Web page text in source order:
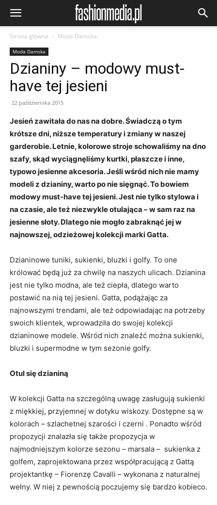
Strona główna Moda Damska
Moda Damska
Dzianiny – modowy must-
have tej jesieni
22 października 2015
Jesień zawitała do nas na dobre. Świadczą o tym
krótsze dni, niższe temperatury i zmiany w naszej
garderobie. Letnie, kolorowe stroje schowaliśmy na dno
szafy, skąd wyciągnęliśmy kurtki, płaszcze i inne,
typowo jesienne akcesoria. Jeśli wśród nich nie mamy
modeli z dzianiny, warto po nie sięgnąć. To bowiem
modowy must-have tej jesieni. Jest nie tylko stylowa i
na czasie, ale też niezwykle otulająca – w sam raz na
jesienne słoty. Dlatego nie mogło zabraknąć jej w
najnowszej, odzieżowej kolekcji marki Gatta.
Dzianinowe tuniki, sukienki, bluzki i golfy. To one
królować będą już za chwilę na naszych ulicach. Dzianina
jest nie tylko modna, ale też ciepła, dlatego warto
postawić na nią tej jesieni. Gatta, podążając za
najnowszymi trendami, ale też odpowiadając na potrzeby
swoich klientek, wprowadziła do swojej kolekcji
dzianinowe modele. Wśród nich znaleźć można sukienki,
bluzki i supermodne w tym sezonie golfy.
Otul się dzianiną
W kolekcji Gatta na szczególną uwagę zasługują sukienki
z miękkiej, przyjemnej w dotyku wiskozy. Dostępne są w
kolorach – szlachetnej szarości i czerni . Ponadto wśród
propozycji znalazła się także propozycja w
najmodniejszym kolorze sezonu – marsala – sukienka z
golfem, zaprojektowana przez współpracującą z Gattą
projektantkę – Fiorenzę Cavalli – wykonana z naturalnej
wełny. W niej z pewnością poczujemy się bardzo kobieco.